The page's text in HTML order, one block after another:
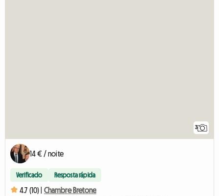
3
14 € / noite
Verificado Resposta rápida
4.7 (10) | Chambre Bretone